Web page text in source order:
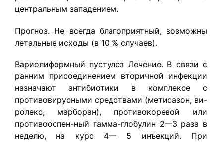
центральным западением.
Прогноз. Не всегда благоприятный, возможны
летальные исходы (в 10 % случаев).
Вариолиформный пустулез Лечение. В связи с
ранним присоединением вторичной инфекции
назначают антибиотики в комплексе с
противовирусными средствами (метисазон, ви-
ролекс, марборан), противокоревой или
противооспен-ный гамма-глобулин 2—3 раза в
неделю, на курс 4— 5 инъекций. При